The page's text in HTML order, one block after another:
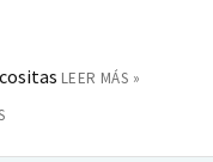
LEER MÁS »